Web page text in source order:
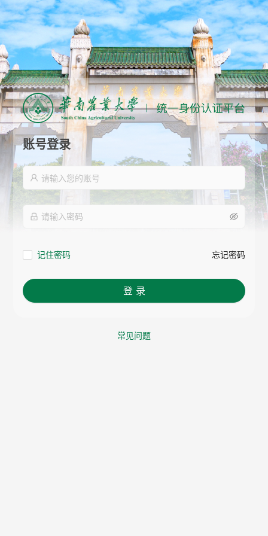
账号登录
记住密码 忘记密码
登 录
常见问题